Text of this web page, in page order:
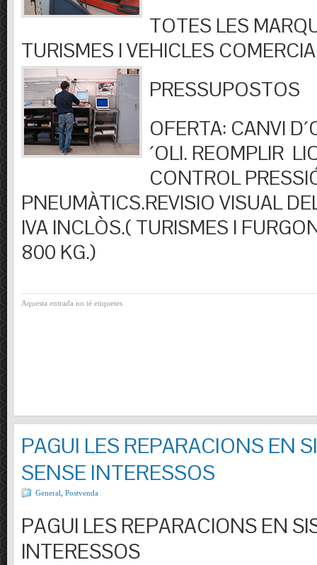
TOTES LES
TURISMES I VEHICLES
PRESSUPOSTOS
OFERTA: CANVI
´OLI. REOMPLIR
CONTROL
PNEUMÀTICS.REVISIO VISUAL
IVA INCLÒS.( TURISMES I
800 KG.)
Aquesta entrada no té etiquetes
PAGUI LES REPARACIONS EN
SENSE INTERESSOS
General Postvenda
PAGUI LES REPARACIONS EN
INTERESSOS